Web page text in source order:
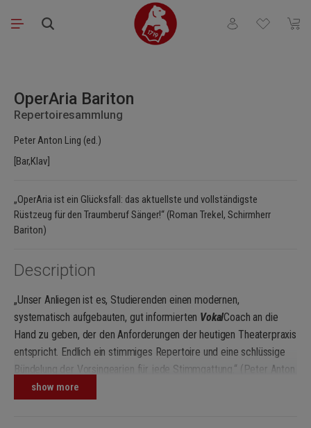
Skip to main content
You have 0
OperAria Bariton
Repertoiresammlung
Peter Anton Ling (ed.)
[Bar,Klav]
„OperAria ist ein Glücksfall: das aktuellste und vollständigste
Rüstzeug für den Traumberuf Sänger!“ (Roman Trekel, Schirmherr
Bariton)
Description
„Unser Anliegen ist es, Studierenden einen modernen,
systematisch aufgebauten, gut informierten VokalCoach an die
Hand zu geben, der den Anforderungen der heutigen Theaterpraxis
entspricht. Endlich ein stimmiges Repertoire und eine schlüssige
Bündelung der Vorsingearien für jede Stimmgattung.“ (Peter Anton
Ling, Herausgeber)
show more